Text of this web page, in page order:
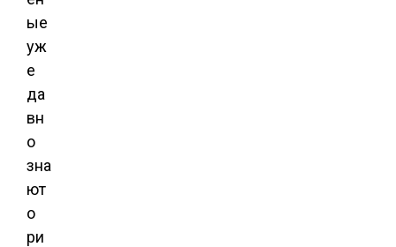
ые
уж
е
да
вн
о
зна
ют
о
ри